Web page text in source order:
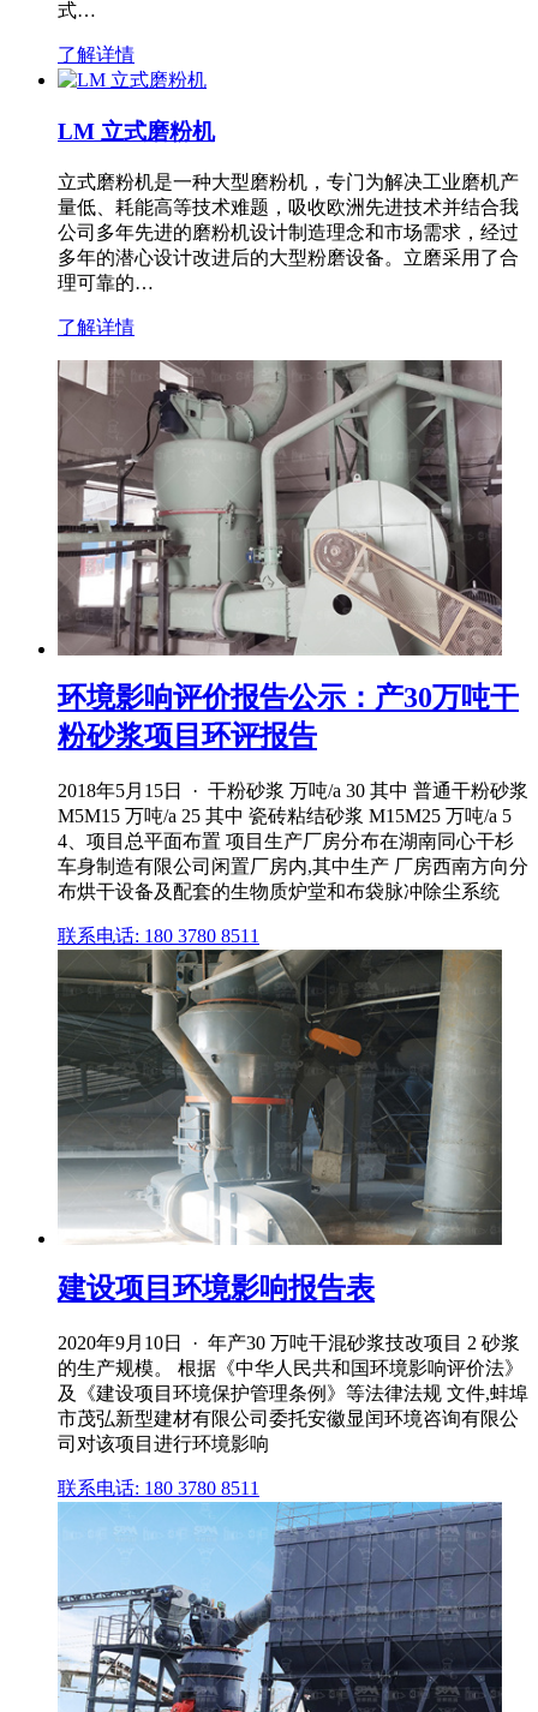
式…
了解详情
LM 立式磨粉机
立式磨粉机是一种大型磨粉机，专门为解决工业磨机产
量低、耗能高等技术难题，吸收欧洲先进技术并结合我
公司多年先进的磨粉机设计制造理念和市场需求，经过
多年的潜心设计改进后的大型粉磨设备。立磨采用了合
理可靠的…
了解详情
环境影响评价报告公示：产30万吨干
粉砂浆项目环评报告
2018年5月15日 · 干粉砂浆 万吨/a 30 其中 普通干粉砂浆
M5M15 万吨/a 25 其中 瓷砖粘结砂浆 M15M25 万吨/a 5
4、项目总平面布置 项目生产厂房分布在湖南同心干杉
车身制造有限公司闲置厂房内,其中生产 厂房西南方向分
布烘干设备及配套的生物质炉堂和布袋脉冲除尘系统
联系电话: 180 3780 8511
建设项目环境影响报告表
2020年9月10日 · 年产30 万吨干混砂浆技改项目 2 砂浆
的生产规模。 根据《中华人民共和国环境影响评价法》
及《建设项目环境保护管理条例》等法律法规 文件,蚌埠
市茂弘新型建材有限公司委托安徽显闰环境咨询有限公
司对该项目进行环境影响
联系电话: 180 3780 8511